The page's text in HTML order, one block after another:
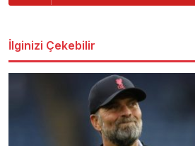
İlginizi Çekebilir